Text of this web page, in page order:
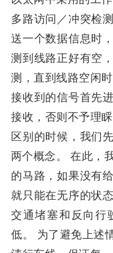
多路访问／冲突检
送一个数据信息时
测到线路正好有空
测，直到线路空闲
接收到的信号首先
接收，否则不予理
区别的时候，我们
两个概念。 在此，
的马路，如果没有
就只能在无序的状
交通堵塞和反向行
低。 为了避免上述